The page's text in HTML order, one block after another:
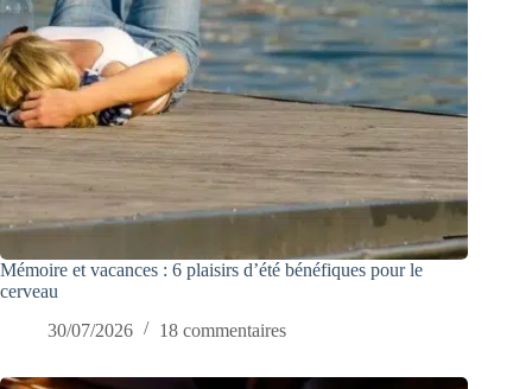
Mémoire et vacances : 6 plaisirs d’été bénéfiques pour le
cerveau
30/07/2026
18 commentaires